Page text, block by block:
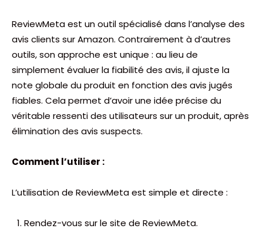
ReviewMeta est un outil spécialisé dans l’analyse des
avis clients sur Amazon. Contrairement à d’autres
outils, son approche est unique : au lieu de
simplement évaluer la fiabilité des avis, il ajuste la
note globale du produit en fonction des avis jugés
fiables. Cela permet d’avoir une idée précise du
véritable ressenti des utilisateurs sur un produit, après
élimination des avis suspects.
Comment l’utiliser :
L’utilisation de ReviewMeta est simple et directe :
Rendez-vous sur le site de ReviewMeta.